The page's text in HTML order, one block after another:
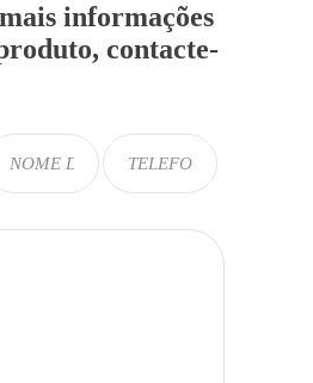
informações
contacte-